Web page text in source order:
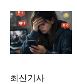
최신기사